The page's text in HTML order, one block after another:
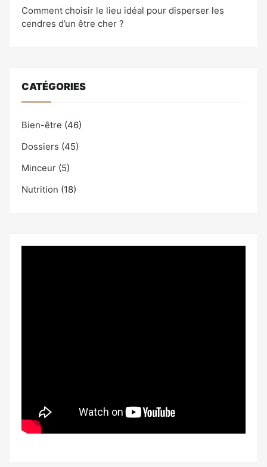
Comment choisir le lieu idéal pour disperser les
cendres d’un être cher ?
CATÉGORIES
Bien-être (46)
Dossiers (45)
Minceur (5)
Nutrition (18)